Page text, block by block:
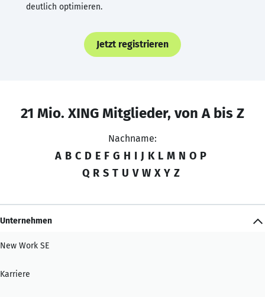
deutlich optimieren.
Jetzt registrieren
21 Mio. XING Mitglieder, von A bis Z
Nachname:
A B C D E F G H I J K L M N O P
Q R S T U V W X Y Z
Unternehmen
New Work SE
Karriere